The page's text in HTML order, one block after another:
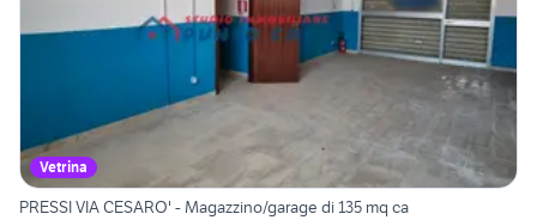
Vetrina
PRESSI VIA CESARO' - Magazzino/garage di 135 mq ca